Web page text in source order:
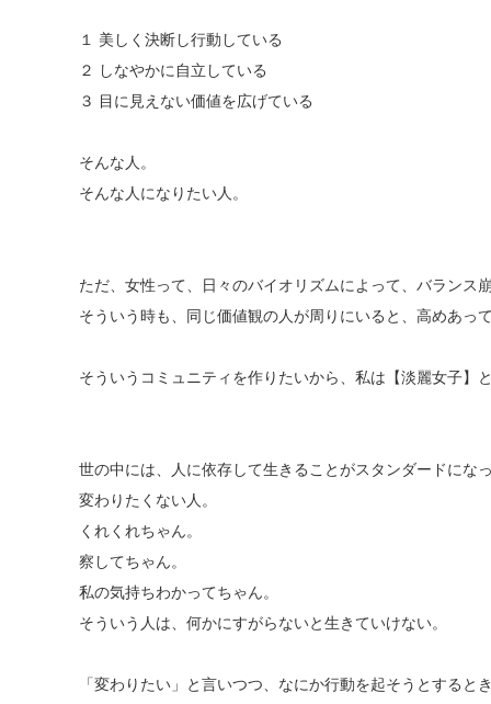
１ 美しく決断し行動している
２ しなやかに自立している
３ 目に見えない価値を広げている
そんな人。
そんな人になりたい人。
ただ、女性って、日々のバイオリズムによって、バランス
そういう時も、同じ価値観の人が周りにいると、高めあって
そういうコミュニティを作りたいから、私は【淡麗女子】
世の中には、人に依存して生きることがスタンダードにな
変わりたくない人。
くれくれちゃん。
察してちゃん。
私の気持ちわかってちゃん。
そういう人は、何かにすがらないと生きていけない。
「変わりたい」と言いつつ、なにか行動を起そうとするとき